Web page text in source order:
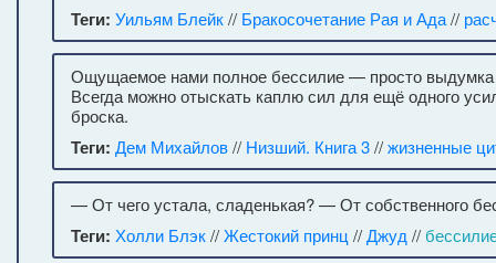
Теги: Уильям Блейк// Бракосочетание Рая и Ада//
Ощущаемое нами полное бессилие — просто выдумка
Всегда можно отыскать каплю сил для ещё одного
броска.
Теги: Дем Михайлов// Низший. Книга 3//жизненные
— От чего устала, сладенькая? — От собственного
Теги: Холли Блэк//Жестокий принц //Джуд //